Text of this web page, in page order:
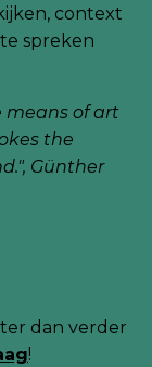
context
spreken
means of art
the
Günther
dan verder
!